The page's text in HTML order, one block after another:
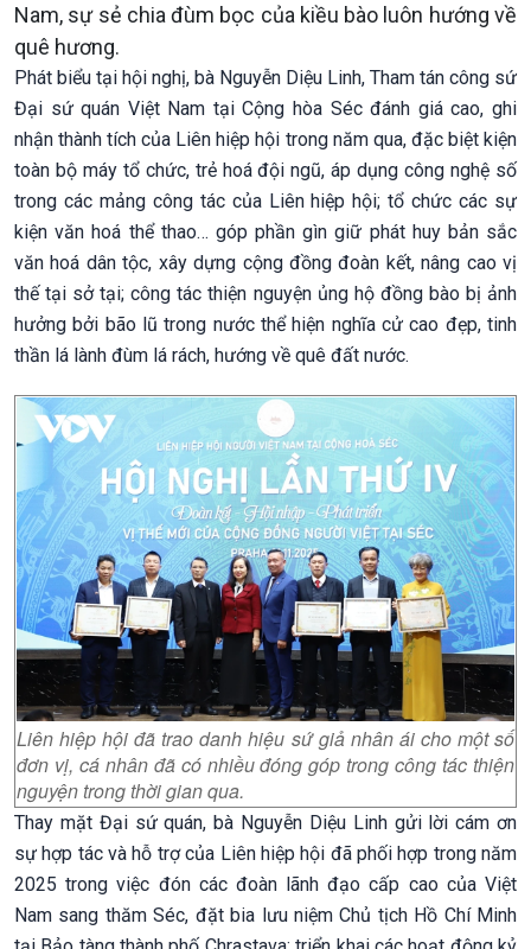
Nam, sự sẻ chia đùm bọc của kiều bào luôn hướng về
quê hương.
Phát biểu tại hội nghị, bà Nguyễn Diệu Linh, Tham tán công sứ
Đại sứ quán Việt Nam tại Cộng hòa Séc đánh giá cao, ghi
nhận thành tích của Liên hiệp hội trong năm qua, đặc biệt kiện
toàn bộ máy tổ chức, trẻ hoá đội ngũ, áp dụng công nghệ số
trong các mảng công tác của Liên hiệp hội; tổ chức các sự
kiện văn hoá thể thao… góp phần gìn giữ phát huy bản sắc
văn hoá dân tộc, xây dựng cộng đồng đoàn kết, nâng cao vị
thế tại sở tại; công tác thiện nguyện ủng hộ đồng bào bị ảnh
hưởng bởi bão lũ trong nước thể hiện nghĩa cử cao đẹp, tinh
thần lá lành đùm lá rách, hướng về quê đất nước.
Liên hiệp hội đã trao danh hiệu sứ giả nhân ái cho một số
đơn vị, cá nhân đã có nhiều đóng góp trong công tác thiện
nguyện trong thời gian qua.
Thay mặt Đại sứ quán, bà Nguyễn Diệu Linh gửi lời cám ơn
sự hợp tác và hỗ trợ của Liên hiệp hội đã phối hợp trong năm
2025 trong việc đón các đoàn lãnh đạo cấp cao của Việt
Nam sang thăm Séc, đặt bia lưu niệm Chủ tịch Hồ Chí Minh